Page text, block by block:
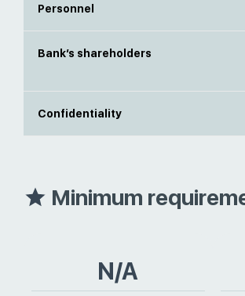
Personnel
Bank’s shareholders
Confidentiality
Minimum
N/A